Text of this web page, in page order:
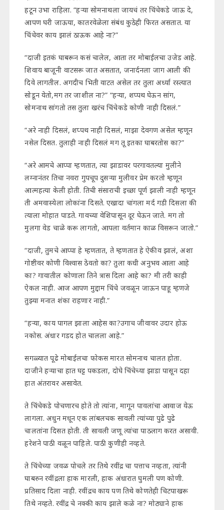
हटून उभा राहिला. “हऱ्या सोमनाथला जायचं तर चिंचेकडे जाऊ दे,
आपण घरी जाऊया, कातरवेळेला संबंध कुठेही फिरत असतात. या
चिंचेवर काय झालं ठाऊक आहे ना?”
“दाजी इतकं घाबरून कसं चालेल, आता तर मोबाईलचा उजेड आहे.
शिवाय बाजूनी वाटसरू जात असतात, जनार्दनला जाग आली की
दिवे लागतील. अगदीच भिती वाटत असेल तर तुला अर्ध्या रस्त्यात
सोडून येतो,मग तर जाशील ना?” “हऱ्या, शप्पथ घेऊन सांग,
सोमनाथ सांगतो तस तुला खरंच चिंचेकडे कोणी नाही दिसलं.”
“अरे नाही दिसलं, शप्पथ नाही दिसलं, माझा देवगण असेल म्हणून
नसेल दिसत. तुलाही नाही दिसलं मग तू इतका घाबरतोस का?”
“अरे आमचे आप्पा म्हणतात, त्या झाडावर परगावतल्या मुलीने
लग्नानंतर तिचा नवरा गुपचूप दुसऱ्या मुलीवर प्रेम करतो म्हणून
आत्महत्या केली होती. तिची संसाराची इच्छा पूर्ण झाली नाही म्हणून
ती अमवास्येला लोकांना दिसते. एखादा चांगला मर्द गडी दिसला की
त्याला मोहात पाडते. गावच्या वेशिपासून दूर घेऊन जाते. मग तो
मुलगा वेड चाळे करू लागतो, आपला वर्तमान काळ विसरून जातो.”
“दाजी, तुमचे आप्पा हे म्हणतात, ते म्हणतात हे ऐकीव झालं, अशा
गोष्टीवर कोणी विश्वास ठेवतो का? तुला कधी अनुभव आला आहे
का? गावातील कोणाला तिने त्रास दिला आहे का? मी तरी काही
ऐकल नाही. आज आपण मुद्दाम चिंचे जवळून जाऊन पाहू म्हणजे
तुझ्या मनात शंका राहणार नाही.”
“हऱ्या, काय पागल झाला आहेस का?उगाच जीवावर उदार होऊ
नकोस. अंधार गडद होत चालला आहे.”
सगळ्यात पूढे मोबाईलचा फोकस मारत सोमनाथ चालत होता.
दाजीने हऱ्याचा हात घट्ट पकडला, दोघे चिंचेच्या झाडा पासून दहा
हात अंतरावर असावेत.
ते चिंचेकडे पोचणारच होते तो त्यांना, मागून पावलांचा आवाज येऊ
लागला. अधुन मधून एक लांबलचक सावली त्यांच्या पुढे पुढे
चालतांना दिसत होती. ती सावली जणू त्यांचा पाठलाग करत असावी.
हरेशने पाठी वळून पाहिले. पाठी कुणीही नव्हते.
ते चिंचेच्या जवळ पोचले तर तिथे रवींद्र चा पत्ताच नव्हता, त्यांनी
घाबरुन रवींद्रला हाक मारली, हाक अंधारात घुमली पण कोणी.
प्रतिसाद दिला नाही. रवींद्रच काय पण तिथे कोणतेही चिटपाखरू
तिथे नव्हते. रवींद्र चे नक्की काय झाले कळे ना? मोठ्याने हाक